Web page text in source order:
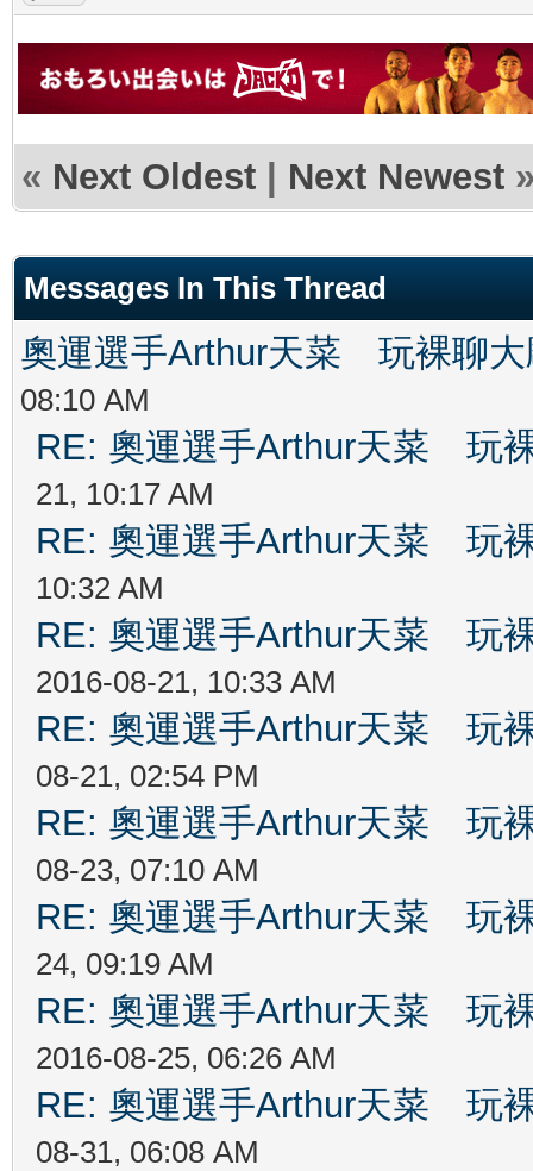
« Next Oldest | Next Newest
Messages In This Thread
奧運選手Arthur天菜 玩裸聊大
08:10 AM
RE: 奧運選手Arthur天菜 玩
21, 10:17 AM
RE: 奧運選手Arthur天菜 玩
10:32 AM
RE: 奧運選手Arthur天菜 玩
2016-08-21, 10:33 AM
RE: 奧運選手Arthur天菜 玩
08-21, 02:54 PM
RE: 奧運選手Arthur天菜 玩
08-23, 07:10 AM
RE: 奧運選手Arthur天菜 玩
24, 09:19 AM
RE: 奧運選手Arthur天菜 玩
2016-08-25, 06:26 AM
RE: 奧運選手Arthur天菜 玩
08-31, 06:08 AM